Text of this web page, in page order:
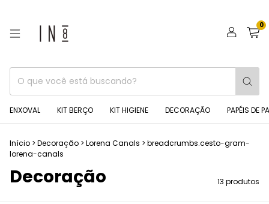
0
ENXOVAL KIT BERÇO KIT HIGIENE DECORAÇÃO PAPÉIS DE
Início > Decoração > Lorena Canals > breadcrumbs.cesto-gram-
lorena-canals
Decoração 13 produtos